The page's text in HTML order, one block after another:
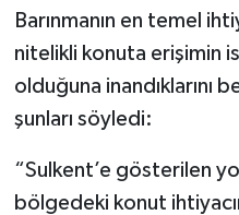
Barınmanın en temel
nitelikli konuta erişimin
olduğuna inandıklarını
şunları söyledi:
“Sulkent’e gösterilen
bölgedeki konut